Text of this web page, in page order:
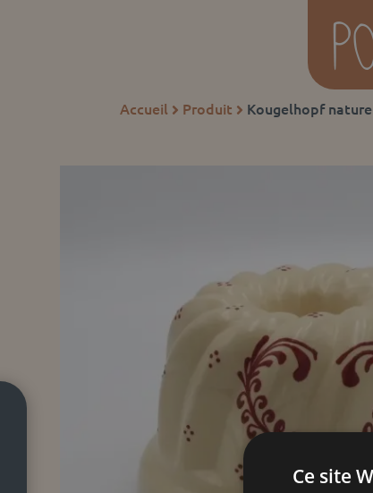
Accueil  Produit  Kougelhopf
Ce site